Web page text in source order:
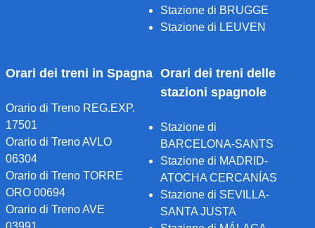
Stazione di BRUGGE
Stazione di LEUVEN
Orari dei treni in Spagna
Orario di Treno REG.EXP.
17501
Orario di Treno AVLO
06304
Orario di Treno TORRE
ORO 00694
Orario di Treno AVE
Orari dei treni delle
stazioni spagnole
Stazione di
BARCELONA-SANTS
Stazione di MADRID-
ATOCHA CERCANÍAS
Stazione di SEVILLA-
SANTA JUSTA